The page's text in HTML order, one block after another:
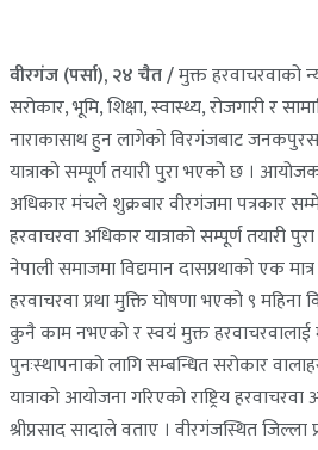
वीरगंज (पर्सा), २४ चैत /मुक्त हरवाचरवाको
सरोकार, भूमि, शिक्षा, स्वास्थ्य, रोजगारी र
नाराकासाथ हुन लागेको विरगंजबाट
यात्राको सम्पूर्ण तयारी पुरा भएको छ । आयोजक
अधिकार मंचले शुक्रबार वीरगंजमा पत्रकार
हरवाचरवा अधिकार यात्राको सम्पूर्ण तयारी
नेपाली समाजमा विद्यमान दासप्रथाको एक
हरवाचरवा प्रथा मुक्ति घोषणा भएको ९ महिना
कुनै काम नभएको र स्वयं मुक्त हरवाचरवालाई
पुनःस्थापनाको लागि सम्बन्धित सरोकार
यात्राको आयोजना गरिएको राष्ट्रिय
श्रीप्रसाद सादाले वताए । वीरगंजस्थित जिल्ला